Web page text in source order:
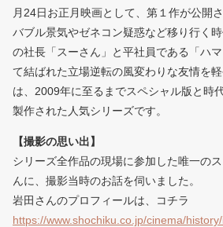
月24日お正月映画として、第１作が公開さ
バブル景気やゼネコン疑惑など移り行く
の社長「スーさん」と平社員である「ハ
て結ばれた立場逆転の風変わりな友情を
は、2009年に至るまでスペシャル版と時
製作された人気シリーズです。
【撮影の思い出】
シリーズ全作品の現場に参加した唯一の
んに、撮影当時のお話を伺いました。
岩田さんのプロフィールは、コチラ
https://www.shochiku.co.jp/cinema/